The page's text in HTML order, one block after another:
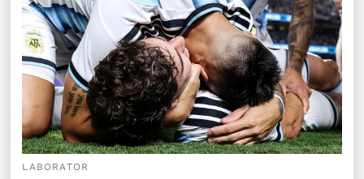
LABORATOR